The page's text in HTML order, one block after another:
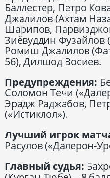
Баллестер, Петро
Джалилов (Ахтам
Шарипов,
Зиёвуддин Фузайлов
Ромиш Джалилов
56), Дилшод Восиев.
Предупреждения:
Соломон Течи
Эрадж Раджабов,
(«Истиклол»).
Лучший игрок
Расулов («Далерон-
Главный судья: